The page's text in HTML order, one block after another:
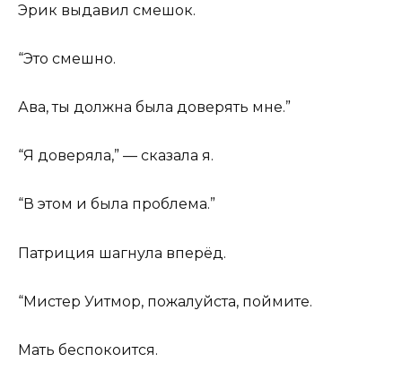
Эрик выдавил смешок.
“Это смешно.
Ава, ты должна была доверять мне.”
“Я доверяла,” — сказала я.
“В этом и была проблема.”
Патриция шагнула вперёд.
“Мистер Уитмор, пожалуйста, поймите.
Мать беспокоится.